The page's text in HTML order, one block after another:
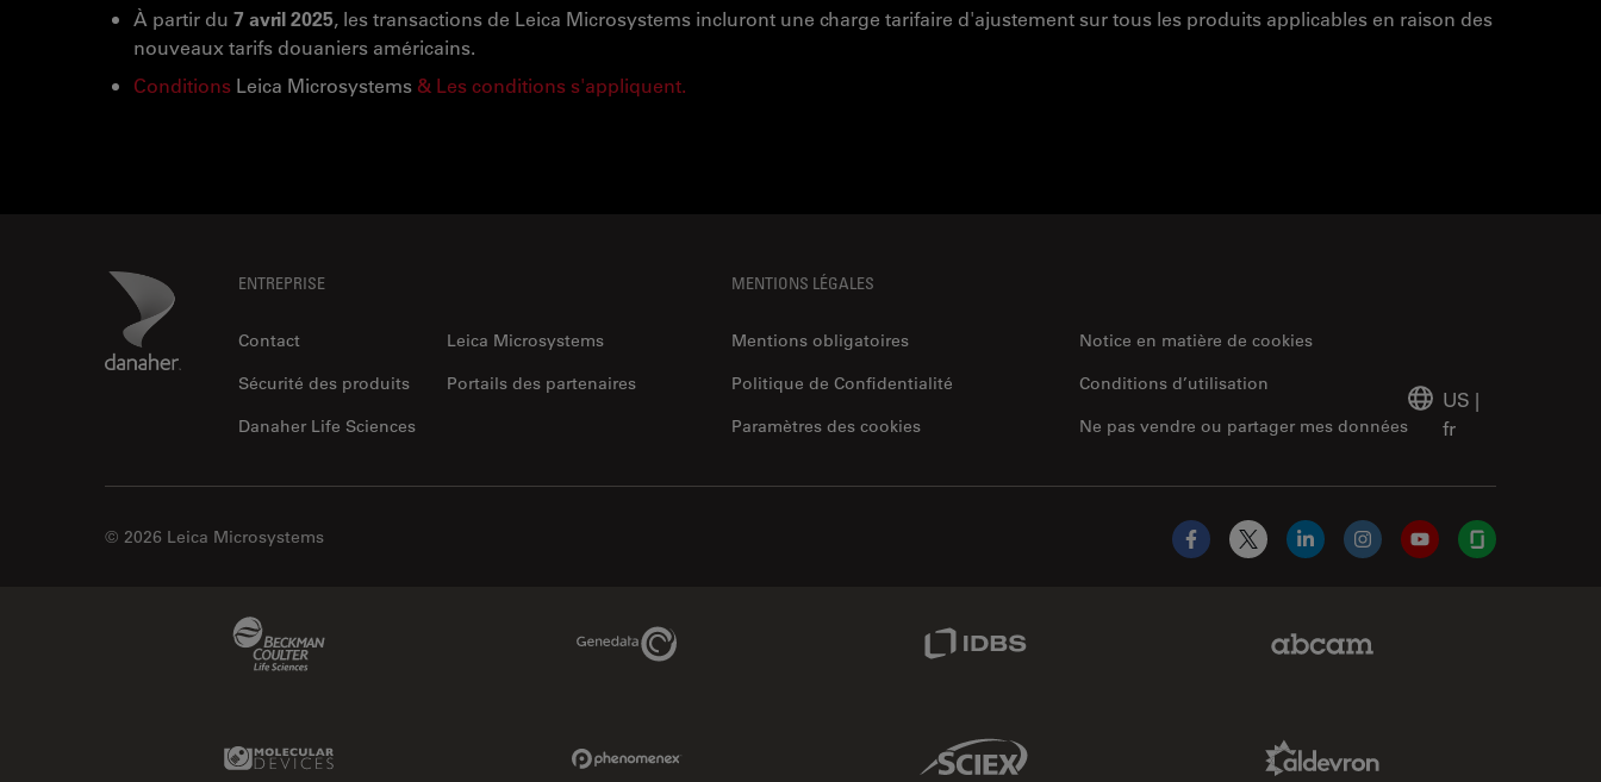
À partir du 7 avril 2025, les transactions de Leica Microsystems incluront une charge tarifaire d'ajustement sur tous les produits applicables en raison des
nouveaux tarifs douaniers américains.
Conditions Leica Microsystems & Les conditions s'appliquent.
Danaher Logo ENTREPRISE
Contact
Leica Microsystems
Sécurité des produits
Portails des partenaires
Danaher Life Sciences
MENTIONS LÉGALES
Mentions obligatoires
Notice en matière de cookies
Politique de Confidentialité
Ne pas vendre ou partager mes données
Conditions d’utilisation
Paramètres des cookies
US |
fr
© 2026 Leica Microsystems
Facebook
X LinkedInInstagramYouTubeGlassdoor
Genedata Link
Molecular Devices Link Sciex Link